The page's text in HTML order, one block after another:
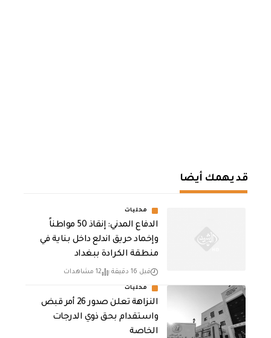
قد يهمك أيضا
محليات
الدفاع المدني: إنقاذ 50 مواطناً
وإخماد حريق اندلع داخل بناية في
منطقة الكرادة ببغداد
قبل 16 دقيقة 12 مشاهدات
محليات
النزاهة تعلن صدور 26 أمر قبض
واستقدام بحق ذوي الدرجات
الخاصة